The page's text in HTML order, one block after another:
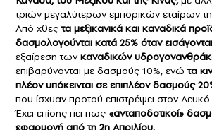
τριών μεγαλύτερων εμπορικών εταίρων
Από χθεςτα μεξικανικά και καναδικά
δασμολογούνται κατά 25% όταν
εξαίρεση τωνκαναδικών
επιβαρύνονται με δασμούς 10%, ενώτα
πλέον υπόκεινται σε επιπλέον δασμούς
που ίσχυαν προτού επιστρέψει στον
Έχει επίσης πει πως «ανταποδοτικοί»
εφαρμογή από τη 2η Απριλίου.